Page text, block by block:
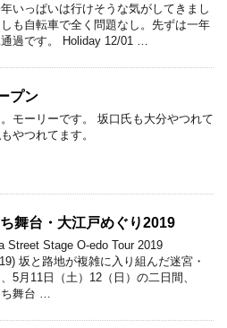
いっぱいは行けそうな気がしてきまし
も自転車で全く問題なし。先ずは一年
過です。 Holiday 12/01 …
プン
モーリーです。 坂口氏も大分やつれて
やつれてます。
舞台・大江戸めぐり2019
Street Stage O-edo Tour 2019
坂と路地が複雑に入り組んだ迷宮・
5月11日（土）12（日）の二日間、
ち舞台 …